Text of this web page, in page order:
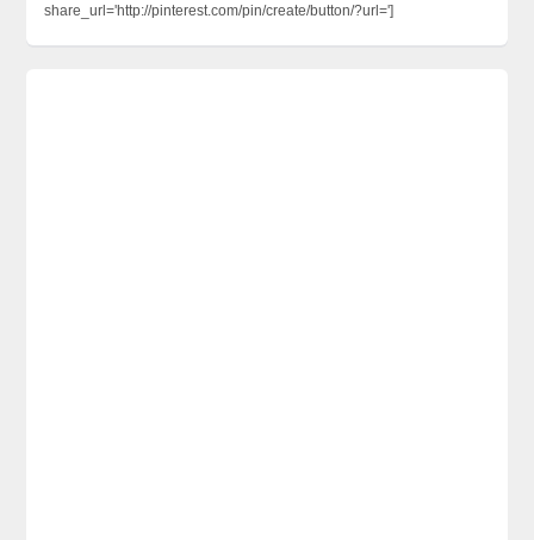
share_url='http://pinterest.com/pin/create/button/?url=']